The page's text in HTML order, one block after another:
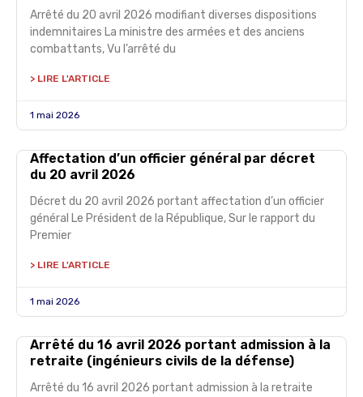
Arrêté du 20 avril 2026 modifiant diverses dispositions
indemnitaires La ministre des armées et des anciens
combattants, Vu l’arrêté du
> LIRE L'ARTICLE
1 mai 2026
Affectation d’un officier général par décret
du 20 avril 2026
Décret du 20 avril 2026 portant affectation d’un officier
général Le Président de la République, Sur le rapport du
Premier
> LIRE L'ARTICLE
1 mai 2026
Arrêté du 16 avril 2026 portant admission à la
retraite (ingénieurs civils de la défense)
Arrêté du 16 avril 2026 portant admission à la retraite